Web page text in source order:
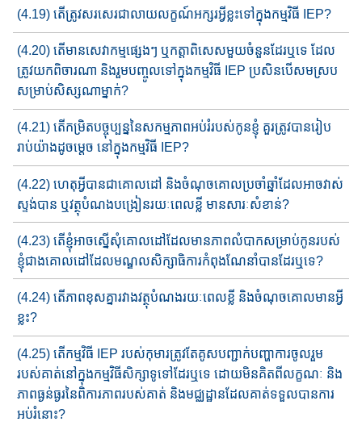
(4.19) តើ​ត្រូវសរសេរ​ជាលាយលក្ខណ៍​អក្សរ​អ្វីខ្លះ​ទៅក្នុង​​កម្មវិធី IEP?
(4.20) តើមានសេវាកម្ម​ផ្សេងៗ​ ឬ​កត្តាពិសេសមួយចំនួន​ដែរឬទេ​ ​ដែល​
ត្រូវ​​យក​ពិចារណា​​ និងរួមបញ្ចូល​ទៅក្នុងកម្មវិធី​ IEP ប្រសិនបើ​សមស្រ​ប​​
សម្រាប់​សិស្ស​ណាម្នាក់?
(4.21) តើ​កម្រិត​បច្ចុប្បន្ន​នៃ​សកម្មភាព​អប់រំ​របស់កូន​ខ្ញុំ គួរ​ត្រូវបាន​រៀប​
រាប់​យ៉ាង​​ដូចម្តេច​ នៅក្នុងកម្មវិធី​ IEP?
(4.22) ហេតុអ្វីបានជា​គោលដៅ​ និង​ចំណុចគោលប្រចាំឆ្នាំដែល​អាចវាស់​
ស្ទ​ង់​​​​បាន​​ ឬ​វត្ថុបំណង​បង្រៀន​រយៈពេលខ្លី មានសារៈសំខាន់?
(4.23) តើខ្ញុំអាច​ស្នើសុំគោលដៅ​ដែលមាន​ភាពលំបាក​សម្រាប់​កូនរបស់
ខ្ញុំ​ជាង​គោលដៅដែលមណ្ឌលសិក្សាធិការ​កំពុងណែនាំ​បានដែរឬទេ?
(4.24) តើ​ភាព​ខុសគ្នារវាង​វត្ថុបំណងរយៈពេលខ្លី​ និង​ចំណុច​គោល​មាន​អ្វី​
ខ្លះ?
(4.25) តើ​កម្មវិធី​ IEP របស់កុមារ​ត្រូវតែគូសបញ្ជាក់បញ្ហា​​ការចូលរួម​
របស់​គាត់​​នៅក្នុង​កម្មវិធីសិក្សាទូទៅដែរឬទេ ដោយមិនគិត​ពី​លក្ខណៈ និង​
ភាព​​ធ្ងន់ធ្ងរ​នៃ​ពិការភាព​របស់គាត់ និង​មជ្ឈដ្ឋាន​ដែល​គាត់​ទទួល​បាន​​ការ
អប់រំ​នោះ?